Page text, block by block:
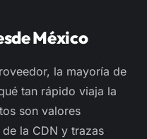
México
la mayoría de
tan rápido viaja la
son valores
la CDN y trazas